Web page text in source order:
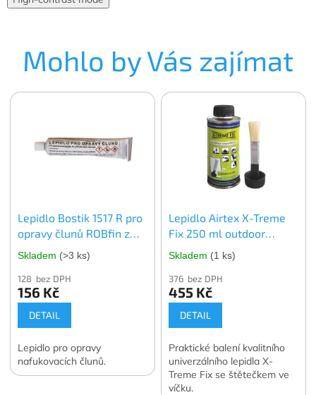
Mohlo by Vás zajímat
Lepidlo Bostik 1517 R pro
opravy člunů ROBfin z
Skladem (>3 ks)
128 bez DPH
156 Kč
DETAIL
Lepidlo pro opravy
nafukovacích člunů.
Lepidlo Airtex X-Treme
Fix 250 ml outdoor
Skladem (1 ks)
376 bez DPH
455 Kč
DETAIL
Praktické balení kvalitního
univerzálního lepidla X-
Treme Fix se štětečkem ve
víčku.